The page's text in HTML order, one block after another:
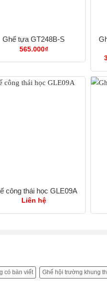
Ghế tựa GT248B-S
565.000₫
công thái học GLE09A
Liên hệ
có bàn viết Ghế hội trường khung